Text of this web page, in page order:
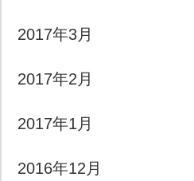
2017年3月
2017年2月
2017年1月
2016年12月